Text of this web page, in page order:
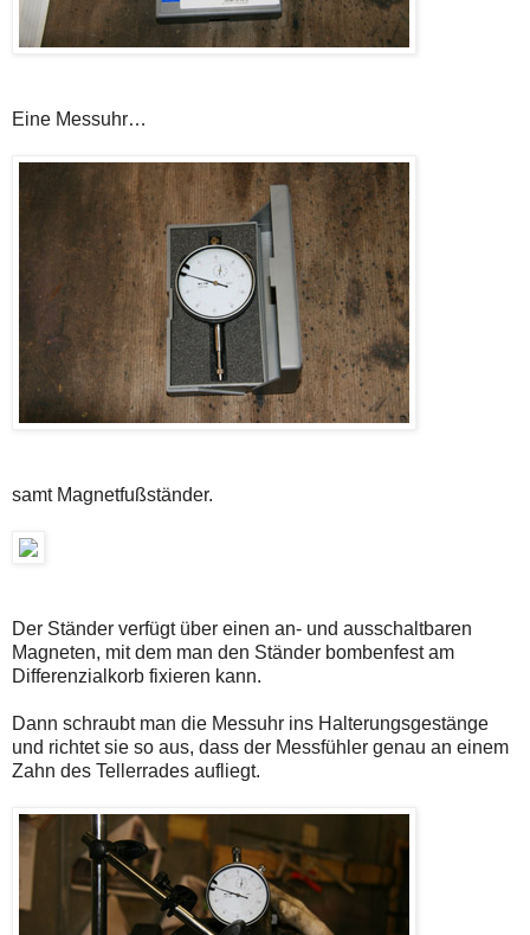
Eine Messuhr…
samt Magnetfußständer.
Der Ständer verfügt über einen an- und ausschaltbaren
Magneten, mit dem man den Ständer bombenfest am
Differenzialkorb fixieren kann.
Dann schraubt man die Messuhr ins Halterungsgestänge
und richtet sie so aus, dass der Messfühler genau an einem
Zahn des Tellerrades aufliegt.